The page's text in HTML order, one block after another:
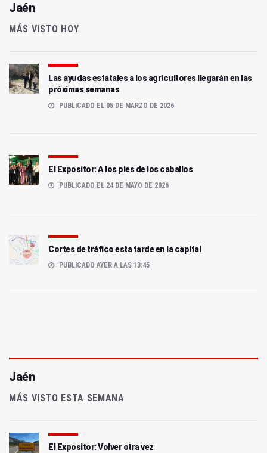
Jaén
MÁS VISTO HOY
Las ayudas estatales a los agricultores llegarán en las
próximas semanas
PUBLICADO EL 05 DE MARZO DE 2026
El Expositor: A los pies de los caballos
PUBLICADO EL 24 DE MAYO DE 2026
Cortes de tráfico esta tarde en la capital
PUBLICADO AYER A LAS 13:45
Jaén
MÁS VISTO ESTA SEMANA
El Expositor: Volver otra vez